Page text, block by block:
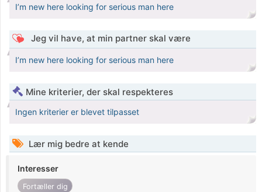
I’m new here looking for serious man here
Jeg vil have, at min partner skal være
I’m new here looking for serious man here
Mine kriterier, der skal respekteres
Ingen kriterier er blevet tilpasset
Lær mig bedre at kende
Interesser
Fortæller dig